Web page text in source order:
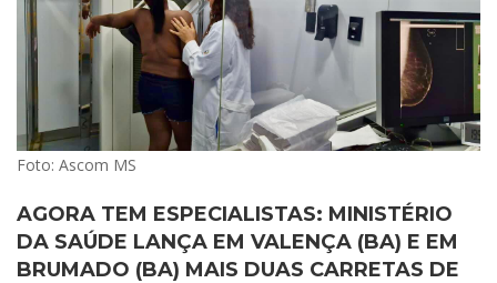
Foto: Ascom MS
AGORA TEM ESPECIALISTAS: MINISTÉRIO
DA SAÚDE LANÇA EM VALENÇA (BA) E EM
BRUMADO (BA) MAIS DUAS CARRETAS DE